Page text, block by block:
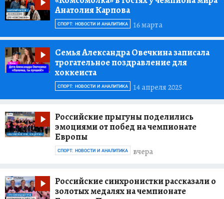
Анатолия Карпова
16 марта
СПОРТ: НОВОСТИ И АНАЛИТИКА
Семья Александра Овечкина записала
трогательное поздравление для
хоккеиста
14 апреля 2025
СПОРТ: НОВОСТИ И АНАЛИТИКА
Российские прыгуны поделились
эмоциями от побед на чемпионате
Европы
вчера
СПОРТ: НОВОСТИ И АНАЛИТИКА
Российские синхронистки рассказали о
золотых медалях на чемпионате